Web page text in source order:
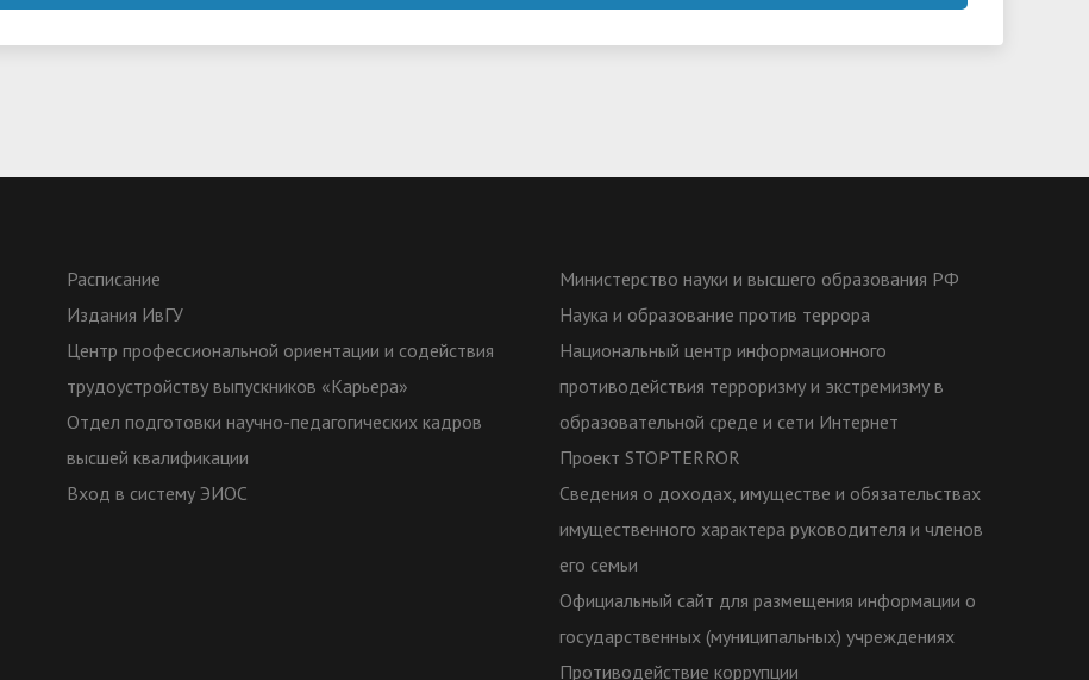
Результаты научной (научно-
исследовательской) деятельности
Scopus/WoS - 1
Статьи ВАК - 4
Статьи РИНЦ - 11
Патенты/РИД - 0
Сведения о научно-исследовательской
базе для осуществления научной
Лаборатория постсоветских исследований;Библиотека
ИвГУ; Электронно-библиотечные системы: электронная
библиотека ИвГУ; Технические средства: компьютеры,
принтеры, сканеры, копировальные аппараты, проекторы
Расписание
Издания ИвГУ
Центр профессиональной ориентации и содействия
трудоустройству выпускников «Карьера»
Отдел подготовки научно-педагогических кадров
высшей квалификации
Вход в систему ЭИОС
Министерство науки и высшего образования РФ
Наука и образование против террора
Национальный центр информационного
противодействия терроризму и экстремизму в
образовательной среде и сети Интернет
Проект STOPTERROR
Сведения о доходах, имуществе и обязательствах
имущественного характера руководителя и членов
его семьи
Официальный сайт для размещения информации о
государственных (муниципальных) учреждениях
Противодействие коррупции